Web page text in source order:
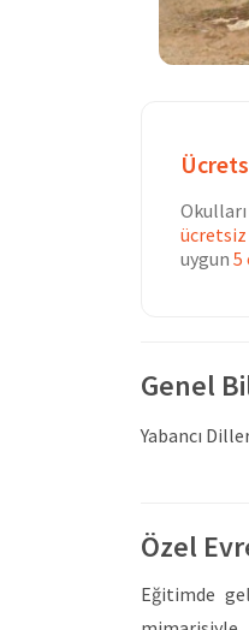
ücretsiz
uygun 5
Genel
Yabancı
Özel
Eğitimde